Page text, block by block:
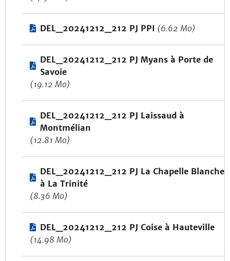
DEL_20241212_212 PJ PPI (6.62 Mo)
DEL_20241212_212 PJ Myans à Porte de
Savoie
(19.12 Mo)
DEL_20241212_212 PJ Laissaud à
Montmélian
(12.81 Mo)
DEL_20241212_212 PJ La Chapelle Blanche
à La Trinité
(8.36 Mo)
DEL_20241212_212 PJ Coise à Hauteville
(14.98 Mo)